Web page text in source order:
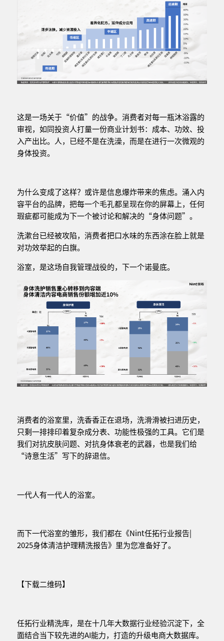
这是一场关于“价值”的战争。消费者对每一瓶沐浴露的
审视，如同投资人打量一份商业计划书：成本、功效、投
入产出比。人，已经不是在洗澡，而是在进行一次微观的
身体投资。
为什么变成了这样？或许是信息爆炸带来的焦虑。涌入内
容平台的品牌，把每一个毛孔都呈现在你的屏幕上，任何
瑕疵都可能成为下一个被讨论和解决的“身体问题”。
洗漱台已经被攻陷，消费者把口水味的东西涂在脸上就是
对功效举起的白旗。
浴室，是这场自我管理战役的，下一个诺曼底。
消费者的浴室里，洗香香正在退场，洗滑滑被扫进历史，
只剩一排排印着复杂成分表、功能性极强的工具。它们是
我们对抗皮肤问题、对抗身体衰老的武器，也是我们给
“诗意生活”写下的辞退信。
一代人有一代人的浴室。
而下一代浴室的雏形，我们都在《Nint任拓行业报告|
2025身体清洁护理精洗报告》里为您准备好了。
【下载二维码】
任拓行业精洗库，是在十几年大数据行业经验沉淀下，全
面结合当下较先进的AI能力，打造的升级电商大数据库。